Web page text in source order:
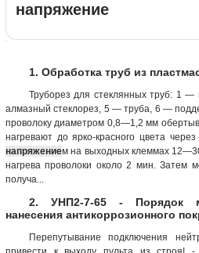
напряжение
1. Обработка труб из
Труборез для стеклянных труб: 1
алмазный стеклорез, 5 — труба, 6 —
проволоку диаметром 0,8—1,2 мм
нагревают до ярко-красного цвета
напряжением на выходных клеммах
нагрева проволоки около 2 мин. Затем
получа...
2. УНП2-7-65 - Порядок
нанесения антикоррозионного
Перепутывание подключения